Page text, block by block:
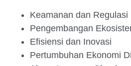
Keamanan dan Regulasi
Pengembangan
Efisiensi dan Inovasi
Pertumbuhan Ekonomi